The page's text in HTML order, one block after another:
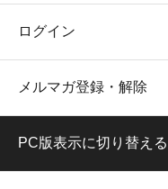
ログイン
メルマガ登録・解除
PC版表示に切り替える